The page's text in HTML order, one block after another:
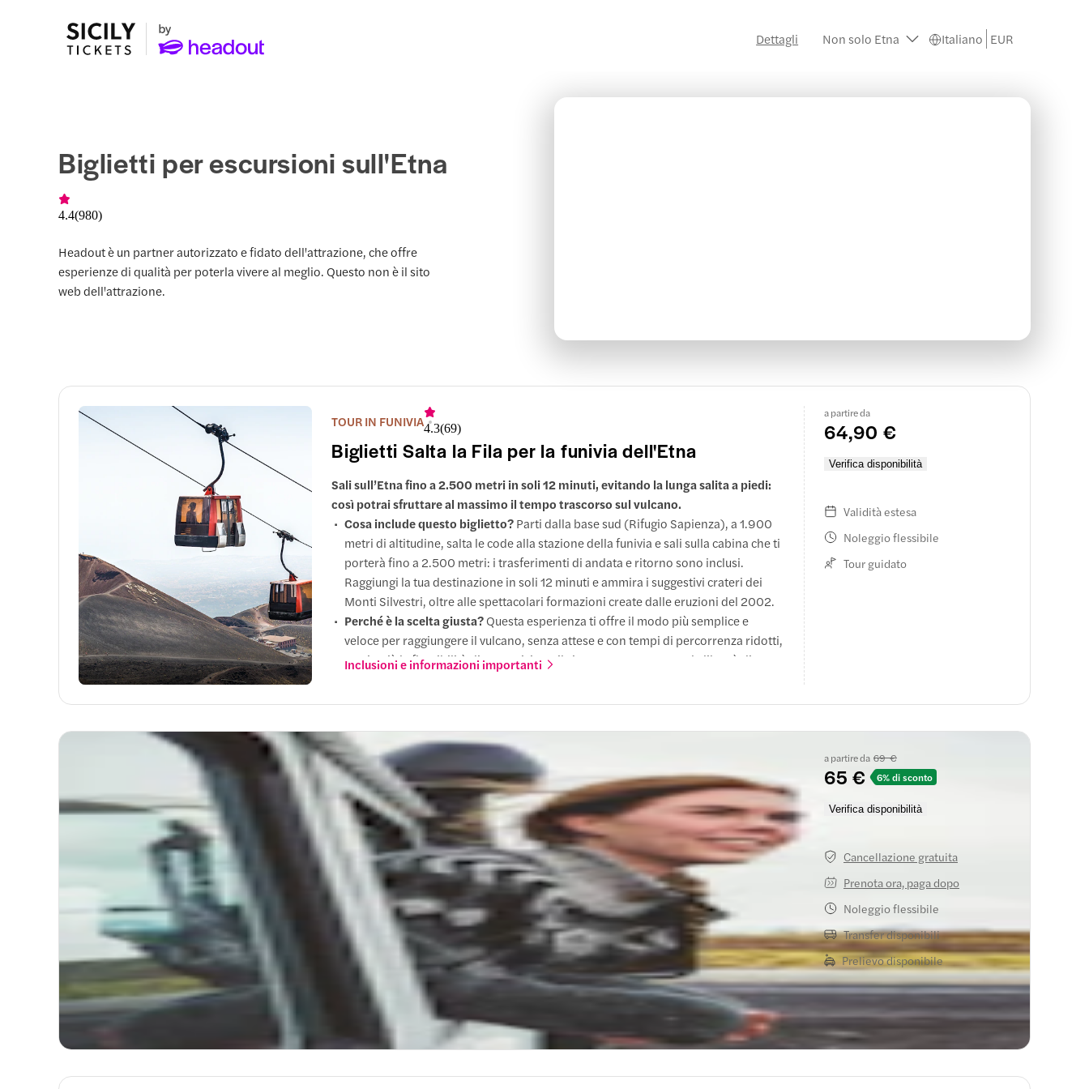
Dettagli Non solo Etna Italiano EUR
Biglietti per escursioni sull'Etna
4.4(980)
Headout è un partner autorizzato e fidato dell'attrazione, che offre
esperienze di qualità per poterla vivere al meglio. Questo non è il sito
web dell'attrazione.
TOUR IN FUNIVIA4.3(69)
Biglietti Salta la Fila per la funivia dell'Etna
a partire da
64,90 €
Verifica disponibilità
Validità estesa
Noleggio flessibile
Tour guidato
Sali sull’Etna fino a 2.500 metri in soli 12 minuti, evitando la lunga salita a piedi:
così potrai sfruttare al massimo il tempo trascorso sul vulcano.
Cosa include questo biglietto?Parti dalla base sud (Rifugio Sapienza), a 1.900
metri di altitudine, salta le code alla stazione della funivia e sali sulla cabina che ti
porterà fino a 2.500 metri: i trasferimenti di andata e ritorno sono inclusi.
Raggiungi la tua destinazione in soli 12 minuti e ammira i suggestivi crateri dei
Monti Silvestri, oltre alle spettacolari formazioni create dalle eruzioni del 2002.
Perché è la scelta giusta?Questa esperienza ti offre il modo più semplice e
veloce per raggiungere il vulcano, senza attese e con tempi di percorrenza ridotti,
con in più la flessibilità di poter visitare il sito autonomamente e la libertà di
a 3.000 m attraverso campi di cenere, colate laviche e antichi crateri.
Inclusioni e informazioni importanti
Itinerario
TOUR GUIDATINuovo
Da Catania: tour al tramonto sull'Etna con
trasferimenti di andata e ritorno
a partire da 69 €
65 € 6% di sconto
Verifica disponibilità
Cancellazione gratuita
Prenota ora, paga dopo
Noleggio flessibile
Transfer disponibili
Prelievo disponibile
Durata
5 ore
Inizio
Bar Très Joli
Come arrivare